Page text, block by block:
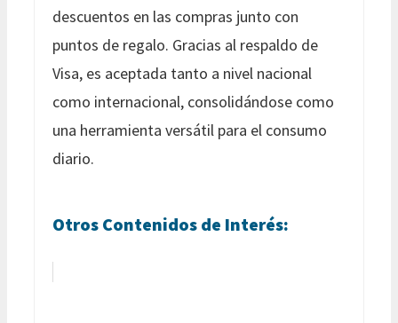
descuentos en las compras junto con
puntos de regalo. Gracias al respaldo de
Visa, es aceptada tanto a nivel nacional
como internacional, consolidándose como
una herramienta versátil para el consumo
diario.
Otros Contenidos de Interés: